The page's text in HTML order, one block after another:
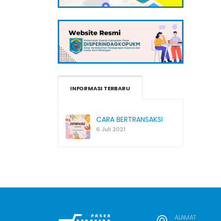
INFORMASI TERBARU
CARA BERTRANSAKSI
6 Juli 2021
ALAMAT